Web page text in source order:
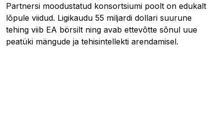
Partnersi moodustatud konsortsiumi poolt on edukalt
lõpule viidud. Ligikaudu 55 miljardi dollari suurune
tehing viib EA börsilt ning avab ettevõtte sõnul uue
peatüki mängude ja tehisintellekti arendamisel.